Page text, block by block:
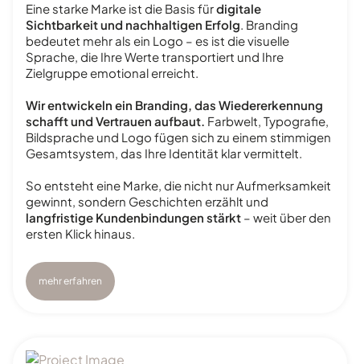
Eine starke Marke ist die Basis fürdigitale
Sichtbarkeit und nachhaltigen Erfolg. Branding
bedeutet mehr als ein Logo – es ist die visuelle
Sprache, die Ihre Werte transportiert und Ihre
Zielgruppe emotional erreicht.
Wir entwickeln ein Branding, das Wiedererkennung
schafft und Vertrauen aufbaut. Farbwelt, Typografie,
Bildsprache und Logo fügen sich zu einem stimmigen
Gesamtsystem, das Ihre Identität klar vermittelt.
So entsteht eine Marke, die nicht nur Aufmerksamkeit
gewinnt, sondern Geschichten erzählt und
langfristige Kundenbindungen stärkt – weit über den
ersten Klick hinaus.
mehr erfahren